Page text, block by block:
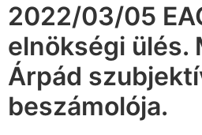
2022/03/05
elnökségi ülés.
Árpád
beszámolója.